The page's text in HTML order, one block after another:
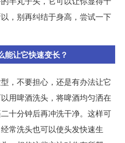
，别再纠结于身高，尝试一下
能让它快速变长？
，不要担心，还是有办法让它
用啤酒洗头，将啤酒均匀洒在
十分钟后再冲洗干净。这样可
常洗头也可以使头发快速生